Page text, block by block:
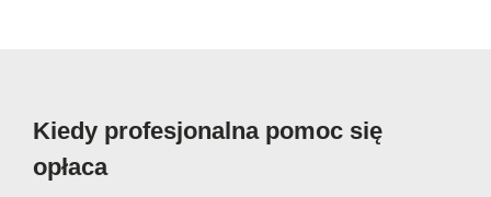
Kiedy profesjonalna pomoc się
opłaca